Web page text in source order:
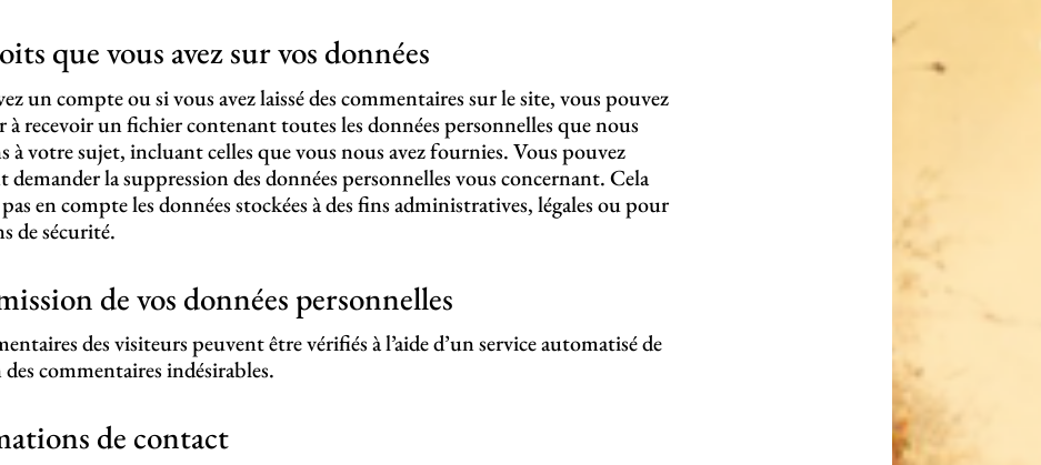
que vous avez sur vos données
un compte ou si vous avez laissé des commentaires sur le site, vous pouvez
à recevoir un fichier contenant toutes les données personnelles que nous
à votre sujet, incluant celles que vous nous avez fournies. Vous pouvez
demander la suppression des données personnelles vous concernant. Cela
en compte les données stockées à des fins administratives, légales ou pour
de sécurité.
de vos données personnelles
des visiteurs peuvent être vérifiés à l’aide d’un service automatisé de
commentaires indésirables.
de contact